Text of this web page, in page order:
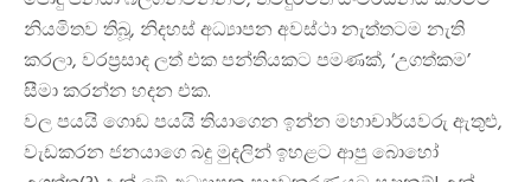
නියමිතව තිබූ, නිදහස් අධ්‍යාපන අවස්ථා නැත්තටම නැති
කරලා, වරප්‍රසාද ලත් එක පන්තියකට පමණක්, ‘උගත්කම’
සීමා කරන්න හදන එක.
වල පයයි ගොඩ පයයි තියාගෙන ඉන්න මහාචාර්යවරු ඇතුළු,
වැඩකරන ජනයාගෙ බදු මුදලින් ඉහළට ආපු බොහෝ